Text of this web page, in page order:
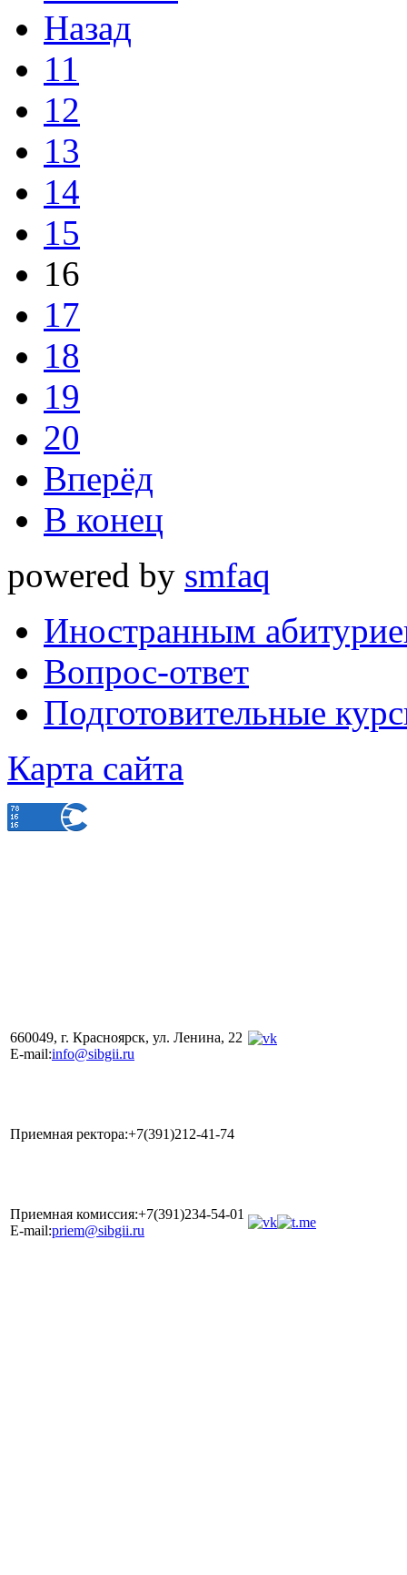
Назад
11
12
13
14
15
16
17
18
19
20
Вперёд
В конец
powered by smfaq
Иностранным
Вопрос-ответ
Подготовительные
Карта сайта
660049, г. Красноярск, ул. Ленина, 22
E-mail:info@sibgii.ru
Приемная ректора:+7(391)212-41-74
Приемная комиссия:+7(391)234-54-01
E-mail:priem@sibgii.ru